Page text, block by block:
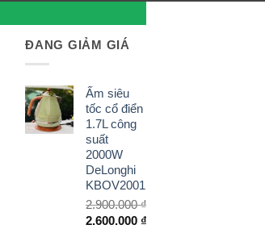
ĐANG GIẢM GIÁ
Ấm siêu
tốc cổ điển
1.7L công
suất
2000W
DeLonghi
KBOV2001
2.900.000₫
Giá
2.600.000 ₫